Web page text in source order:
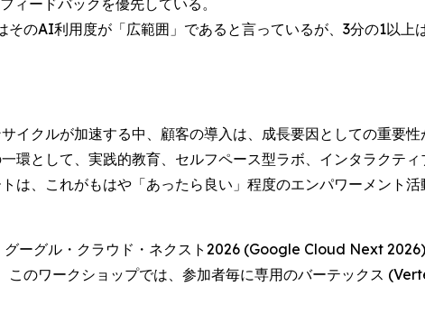
ィードバックを優先している。
そのAI利用度が「広範囲」であると言っているが、3分の1以上
クルが加速する中、顧客の導入は、成長要因としての重要
環として、実践的教育、セルフペース型ラボ、インタラクテ
、これがもはや「あったら良い」程度のエンパワーメント
ーグル・クラウド・ネクスト2026 (Google Cloud Next
のワークショップでは、参加者毎に専用のバーテックス